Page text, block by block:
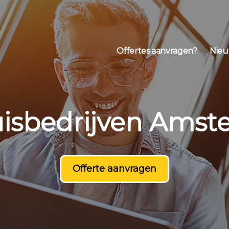
Offerte aanvragen
Offertes aanvragen?